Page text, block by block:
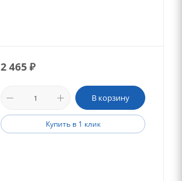
2 465 ₽
В корзину
Купить в 1 клик